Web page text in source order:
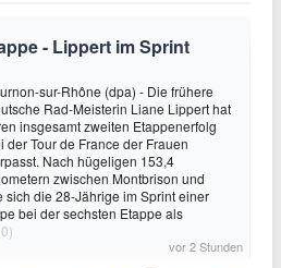
- Lippert im Sprint
sur-Rhône (dpa) - Die frühere
Rad-Meisterin Liane Lippert hat
insgesamt zweiten Etappenerfolg
der Tour de France der Frauen
Nach hügeligen 153,4
zwischen Montbrison und
sich die 28-Jährige im Sprint einer
bei der sechsten Etappe als
vor 2 Stunden